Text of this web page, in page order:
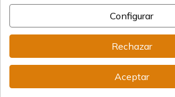
info@aceros-de-hispania.com
(+34)978 877 088
Configurar
Rechazar
Aceptar